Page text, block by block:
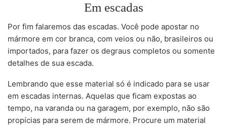
Em escadas
Por fim falaremos das escadas. Você pode apostar no
mármore em cor branca, com veios ou não, brasileiros ou
importados, para fazer os degraus completos ou somente
detalhes de sua escada.
Lembrando que esse material só é indicado para se usar
em escadas internas. Aquelas que ficam expostas ao
tempo, na varanda ou na garagem, por exemplo, não são
propícias para serem de mármore. Procure um material